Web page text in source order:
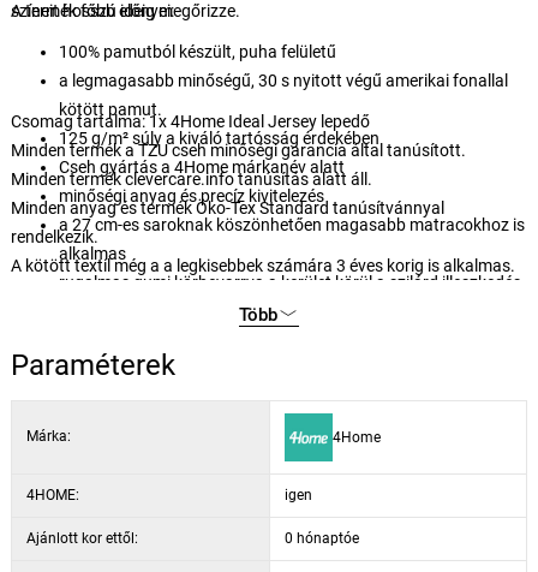
színeit hosszú ideig megőrizze.
A termék főbb előnyei:
100% pamutból készült, puha felületű
a legmagasabb minőségű, 30 s nyitott végű amerikai fonallal
kötött pamut.
125 g/m² súly a kiváló tartósság érdekében
Cseh gyártás a 4Home márkanév alatt
minőségi anyag és precíz kivitelezés
a 27 cm-es saroknak köszönhetően magasabb matracokhoz is
alkalmas
rugalmas gumi körbevarrva a kerület körül a szilárd illeszkedés
könnyű karbantartás 60 °C-os mosással
alkalmas szárítógépben történő szárításra kímélő programon
Csomag tartalma: 1x 4Home Ideal Jersey lepedő
Minden termék a TZU cseh minőségi garancia által tanúsított.
Minden termék clevercare.info tanúsítás alatt áll.
Minden anyag és termék Öko-Tex Standard tanúsítvánnyal
rendelkezik.
A kötött textil még a a legkisebbek számára 3 éves korig is alkalmas.
Több
Paraméterek
Márka: 4Home
4HOME: igen
Ajánlott kor ettől: 0 hónaptóe